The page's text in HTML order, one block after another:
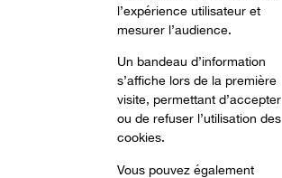
l’expérience utilisateur et
mesurer l’audience.
Un bandeau d’information
s’affiche lors de la première
visite, permettant d’accepter
ou de refuser l’utilisation des
cookies.
Vous pouvez également